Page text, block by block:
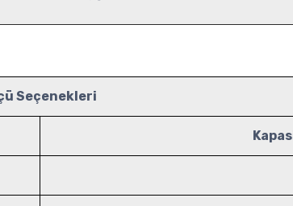
Seçenekleri